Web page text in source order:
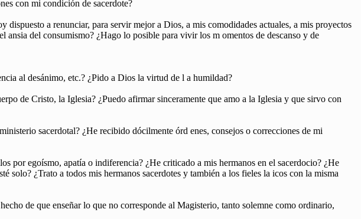
con mi condición de sacerdote?
a renunciar, para servir mejor a Dios, a mis comodidades actuales, a mis proyectos
ansia del consumismo? ¿Hago lo posible para vivir los m omentos de descanso y de
al desánimo, etc.? ¿Pido a Dios la virtud de l a humildad?
de Cristo, la Iglesia? ¿Puedo afirmar sinceramente que amo a la Iglesia y que sirvo con
sacerdotal? ¿He recibido dócilmente órd enes, consejos o correcciones de mi
por egoísmo, apatía o indiferencia? ¿He criticado a mis hermanos en el sacerdocio? ¿He
¿Trato a todos mis hermanos sacerdotes y también a los fieles la icos con la misma
de que enseñar lo que no corresponde al Magisterio, tanto solemne como ordinario,